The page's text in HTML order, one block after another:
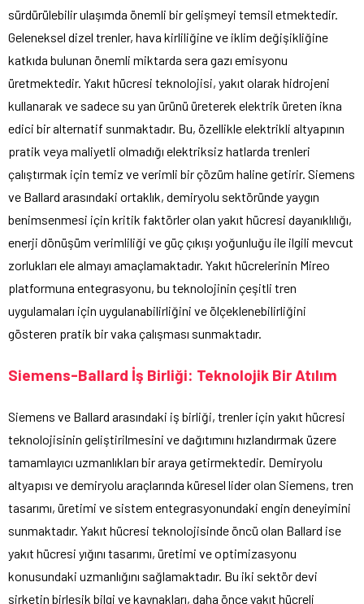
sürdürülebilir ulaşımda önemli bir gelişmeyi temsil etmektedir.
Geleneksel dizel trenler, hava kirliliğine ve iklim değişikliğine
katkıda bulunan önemli miktarda sera gazı emisyonu
üretmektedir. Yakıt hücresi teknolojisi, yakıt olarak hidrojeni
kullanarak ve sadece su yan ürünü üreterek elektrik üreten ikna
edici bir alternatif sunmaktadır. Bu, özellikle elektrikli altyapının
pratik veya maliyetli olmadığı elektriksiz hatlarda trenleri
çalıştırmak için temiz ve verimli bir çözüm haline getirir. Siemens
ve Ballard arasındaki ortaklık, demiryolu sektöründe yaygın
benimsenmesi için kritik faktörler olan yakıt hücresi dayanıklılığı,
enerji dönüşüm verimliliği ve güç çıkışı yoğunluğu ile ilgili mevcut
zorlukları ele almayı amaçlamaktadır. Yakıt hücrelerinin Mireo
platformuna entegrasyonu, bu teknolojinin çeşitli tren
uygulamaları için uygulanabilirliğini ve ölçeklenebilirliğini
gösteren pratik bir vaka çalışması sunmaktadır.
Siemens-Ballard İş Birliği: Teknolojik Bir Atılım
Siemens ve Ballard arasındaki iş birliği, trenler için yakıt hücresi
teknolojisinin geliştirilmesini ve dağıtımını hızlandırmak üzere
tamamlayıcı uzmanlıkları bir araya getirmektedir. Demiryolu
altyapısı ve demiryolu araçlarında küresel lider olan Siemens, tren
tasarımı, üretimi ve sistem entegrasyonundaki engin deneyimini
sunmaktadır. Yakıt hücresi teknolojisinde öncü olan Ballard ise
yakıt hücresi yığını tasarımı, üretimi ve optimizasyonu
konusundaki uzmanlığını sağlamaktadır. Bu iki sektör devi
şirketin birleşik bilgi ve kaynakları, daha önce yakıt hücreli